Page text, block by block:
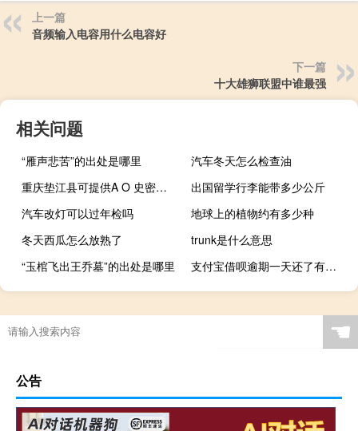
上一篇
音频输入电容用什么电容好
下一篇
十大雄狮联盟中谁最强
相关问题
“雁声悲苦”的出处是哪里
汽车冬天怎么检查油
重庆垫江县可提供A O 史密斯壁挂炉维修服务地址在哪
出国留学行李能带多少公斤
汽车改灯可以过年检吗
地球上的植物约有多少种
冬天西瓜怎么放熟了
trunk是什么意思
“玉棺飞出王乔墓”的出处是哪里
支付宝借呗逾期一天还了有影响吗（支付宝上的借呗逾期了一天会有什么后果）
☚
公告